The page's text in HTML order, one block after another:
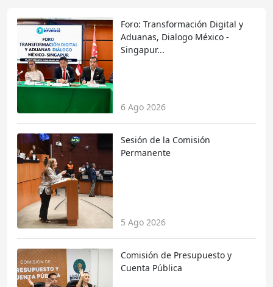
Foro: Transformación Digital y
Aduanas, Dialogo México -
Singapur...
6 Ago 2026
Sesión de la Comisión
Permanente
5 Ago 2026
Comisión de Presupuesto y
Cuenta Pública